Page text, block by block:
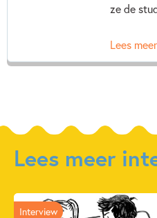
ze de
Lees meer
Lees meer
Interview